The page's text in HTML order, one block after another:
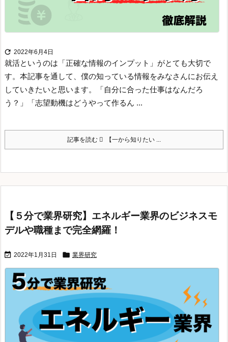
 2022年6月4日
就活というのは「正確な情報のインプット」がとても大切で
す。 本記事を通して、僕の知っている情報をみなさんにお伝え
していきたいと思います。
「自分に合った仕事はなんだろ
う？」
「志望動機はどうやって作るん ...
記事を読む 【一から知りたい ...
【５分で業界研究】エネルギー業界のビジネスモ
デルや職種まで完全網羅！
 2022年1月31日  業界研究